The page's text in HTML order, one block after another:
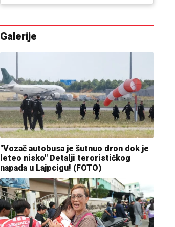
Galerije
"Vozač autobusa je šutnuo dron dok je
leteo nisko" Detalji terorističkog
napada u Lajpcigu! (FOTO)